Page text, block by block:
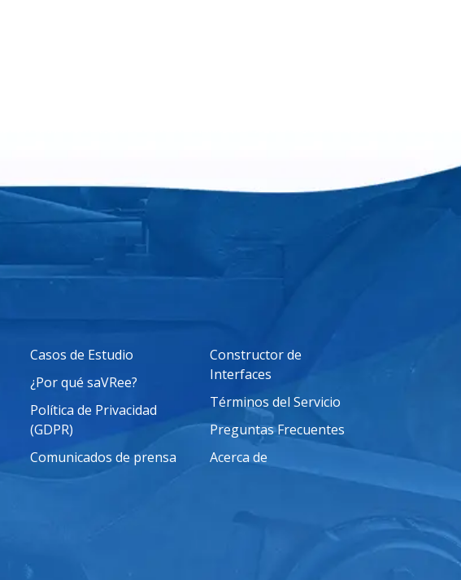
Casos de Estudio
¿Por qué saVRee?
Política de Privacidad
(GDPR)
Comunicados de prensa
Constructor de
Interfaces
Términos del Servicio
Preguntas Frecuentes
Acerca de